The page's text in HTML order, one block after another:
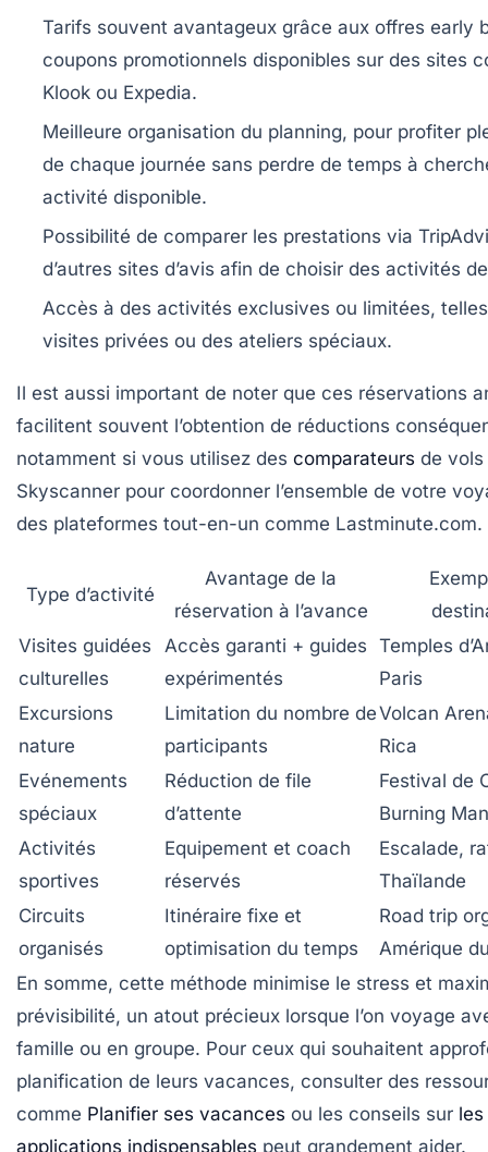
Tarifs souvent avantageux grâce aux offres early
coupons promotionnels disponibles sur des sites
Klook ou Expedia.
Meilleure organisation du planning, pour profiter
de chaque journée sans perdre de temps à
activité disponible.
Possibilité de comparer les prestations via
d’autres sites d’avis afin de choisir des activités
Accès à des activités exclusives ou limitées,
visites privées ou des ateliers spéciaux.
Il est aussi important de noter que ces réservations
facilitent souvent l’obtention de réductions
notamment si vous utilisez des comparateurs de
Skyscanner pour coordonner l’ensemble de votre
des plateformes tout-en-un comme Lastminute.com.
Type d’activité
Avantage de la
réservation à l’avance
Visites guidées
culturelles
Accès garanti + guides
expérimentés
Temples
Paris
Excursions
nature
Limitation du nombre de
participants
Volcan
Rica
Evénements
spéciaux
Réduction de file
d’attente
Festival de
Burning Man
Activités
sportives
Equipement et coach
réservés
Escalade,
Thaïlande
Circuits
organisés
Itinéraire fixe et
optimisation du temps
Road trip
Amérique
En somme, cette méthode minimise le stress et
prévisibilité, un atout précieux lorsque l’on voyage
famille ou en groupe. Pour ceux qui souhaitent
planification de leurs vacances, consulter des
comme Planifier ses vacances ou les conseils sur les
applications indispensables peut grandement aider.